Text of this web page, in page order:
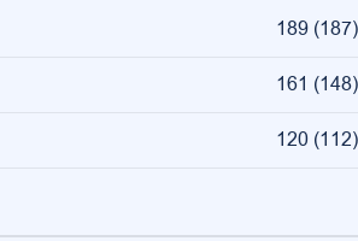
189 (187)
161 (148)
120 (112)